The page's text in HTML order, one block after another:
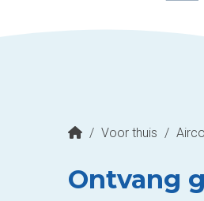
/ Voor thuis / Airco
Ontvang